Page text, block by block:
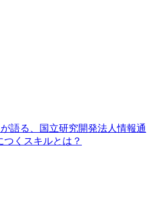
語る、国立研究開発法人情報通
くスキルとは？